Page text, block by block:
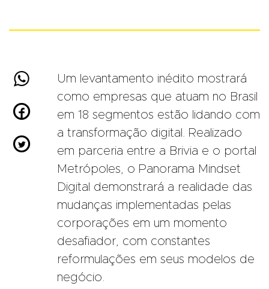



Um levantamento inédito mostrará
como empresas que atuam no Brasil
em 18 segmentos estão lidando com
a transformação digital. Realizado
em parceria entre a Brivia e o portal
Metrópoles, o Panorama Mindset
Digital demonstrará a realidade das
mudanças implementadas pelas
corporações em um momento
desafiador, com constantes
reformulações em seus modelos de
negócio.